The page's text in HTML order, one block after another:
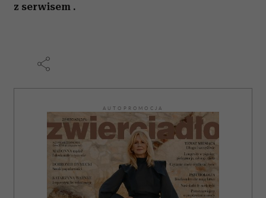
z serwisem .
AUTOPROMOCJA